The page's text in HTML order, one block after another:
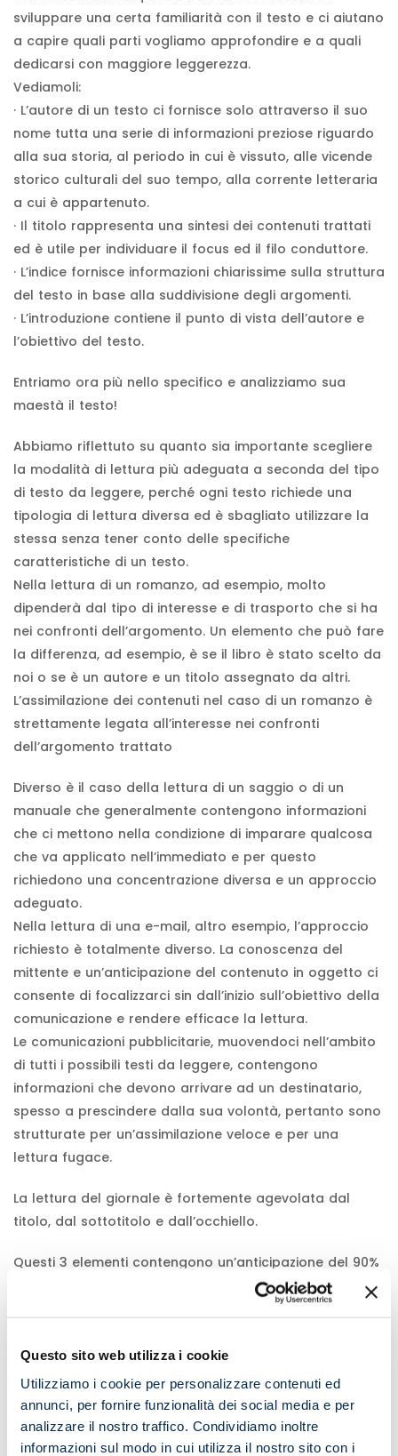
Questo sito web utilizza i cookie
Utilizziamo i cookie per personalizzare contenuti ed
annunci, per fornire funzionalità dei social media e per
analizzare il nostro traffico. Condividiamo inoltre
informazioni sul modo in cui utilizza il nostro sito con i
sviluppare una certa familiarità con il testo e ci aiutano
a capire quali parti vogliamo approfondire e a quali
dedicarsi con maggiore leggerezza.
Vediamoli:
· L’autore di un testo ci fornisce solo attraverso il suo
nome tutta una serie di informazioni preziose riguardo
alla sua storia, al periodo in cui è vissuto, alle vicende
storico culturali del suo tempo, alla corrente letteraria
a cui è appartenuto.
· Il titolo rappresenta una sintesi dei contenuti trattati
ed è utile per individuare il focus ed il filo conduttore.
· L’indice fornisce informazioni chiarissime sulla struttura
del testo in base alla suddivisione degli argomenti.
· L’introduzione contiene il punto di vista dell’autore e
l’obiettivo del testo.
Entriamo ora più nello specifico e analizziamo sua
maestà il testo!
Abbiamo riflettuto su quanto sia importante scegliere
la modalità di lettura più adeguata a seconda del tipo
di testo da leggere, perché ogni testo richiede una
tipologia di lettura diversa ed è sbagliato utilizzare la
stessa senza tener conto delle specifiche
caratteristiche di un testo.
Nella lettura di un romanzo, ad esempio, molto
dipenderà dal tipo di interesse e di trasporto che si ha
nei confronti dell’argomento. Un elemento che può fare
la differenza, ad esempio, è se il libro è stato scelto da
noi o se è un autore e un titolo assegnato da altri.
L’assimilazione dei contenuti nel caso di un romanzo è
strettamente legata all’interesse nei confronti
dell’argomento trattato
Diverso è il caso della lettura di un saggio o di un
manuale che generalmente contengono informazioni
che ci mettono nella condizione di imparare qualcosa
che va applicato nell’immediato e per questo
richiedono una concentrazione diversa e un approccio
adeguato.
Nella lettura di una e-mail, altro esempio, l’approccio
richiesto è totalmente diverso. La conoscenza del
mittente e un’anticipazione del contenuto in oggetto ci
consente di focalizzarci sin dall’inizio sull’obiettivo della
comunicazione e rendere efficace la lettura.
Le comunicazioni pubblicitarie, muovendoci nell’ambito
di tutti i possibili testi da leggere, contengono
informazioni che devono arrivare ad un destinatario,
spesso a prescindere dalla sua volontà, pertanto sono
strutturate per un’assimilazione veloce e per una
lettura fugace.
La lettura del giornale è fortemente agevolata dal
titolo, dal sottotitolo e dall’occhiello.
Questi 3 elementi contengono un’anticipazione del 90%
Questa una breve panoramica delle possibili strutture
applicare tenendo conto delle specifiche
caratteristiche. A prescindere dagli aspetti tecnici e
soprattutto metodologici della lettura veloce è
fondamentale tener conto dell’importanza
dell’allenamento, senza il quale non sarebbe possibile